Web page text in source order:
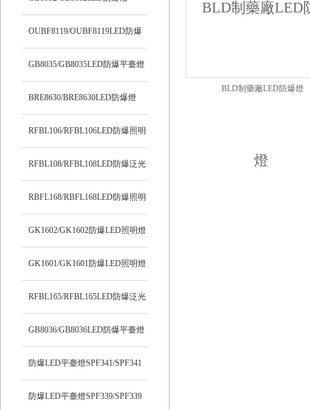
OUBF8119/OUBF8119LED防爆
燈
GB8035/GB8035LED防爆平臺燈
BRE8630/BRE8630LED防爆燈
RFBL106/RFBL106LED防爆照明
燈
RFBL108/RFBL108LED防爆泛光
燈
RBFL168/RBFL168LED防爆照明
燈
GK1602/GK1602防爆LED照明燈
GK1601/GK1601防爆LED照明燈
RFBL165/RFBL165LED防爆泛光
燈
GB8036/GB8036LED防爆平臺燈
防爆LED平臺燈SPF341/SPF341
防爆LED平臺燈SPF339/SPF339
BLD制藥廠LED防爆燈